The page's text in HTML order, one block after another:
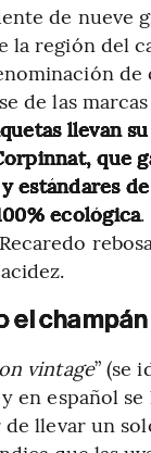
de nueve
la región del
de
de las
llevan
que
estándares
ecológica.
el
vintage” (se
y en español
llevar un